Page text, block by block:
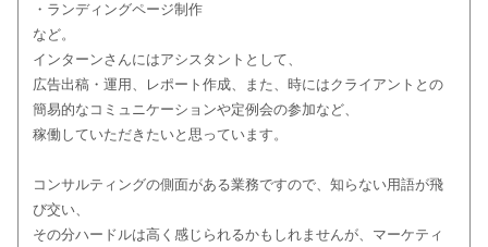
・ランディングページ制作
など。
インターンさんにはアシスタントとして、
広告出稿・運用、レポート作成、また、時にはクライアントとの
簡易的なコミュニケーションや定例会の参加など、
稼働していただきたいと思っています。
コンサルティングの側面がある業務ですので、知らない用語が飛
び交い、
その分ハードルは高く感じられるかもしれませんが、マーケティ